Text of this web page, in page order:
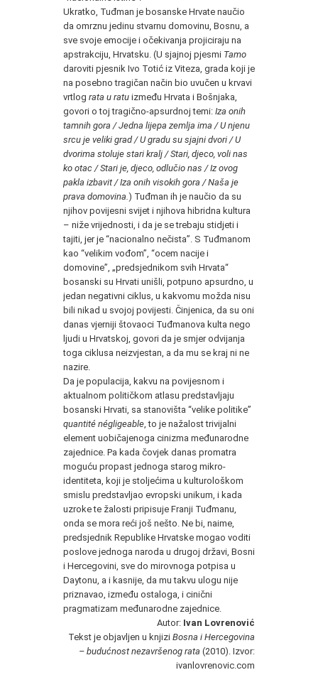
Ukratko, Tuđman je bosanske Hrvate naučio
da omrznu jedinu stvarnu domovinu, Bosnu, a
sve svoje emocije i očekivanja projiciraju na
apstrakciju, Hrvatsku. (U sjajnoj pjesmi Tamo
daroviti pjesnik Ivo Totić iz Viteza, grada koji je
na posebno tragičan način bio uvučen u krvavi
vrtlog rata u ratu između Hrvata i Bošnjaka,
govori o toj tragično-apsurdnoj temi: Iza onih
tamnih gora / Jedna lijepa zemlja ima / U njenu
srcu je veliki grad / U gradu su sjajni dvori / U
dvorima stoluje stari kralj / Stari, djeco, voli nas
ko otac / Stari je, djeco, odlučio nas / Iz ovog
pakla izbavit / Iza onih visokih gora / Naša je
prava domovina. ) Tuđman ih je naučio da su
njihov povijesni svijet i njihova hibridna kultura
– niže vrijednosti, i da je se trebaju stidjeti i
tajiti, jer je “nacionalno nečista”. S Tuđmanom
kao “velikim vođom”, “ocem nacije i
domovine”, „predsjednikom svih Hrvata“
bosanski su Hrvati unišli, potpuno apsurdno, u
jedan negativni ciklus, u kakvomu možda nisu
bili nikad u svojoj povijesti. Činjenica, da su oni
danas vjerniji štovaoci Tuđmanova kulta nego
ljudi u Hrvatskoj, govori da je smjer odvijanja
toga ciklusa neizvjestan, a da mu se kraj ni ne
nazire.
Da je populacija, kakvu na povijesnom i
aktualnom političkom atlasu predstavljaju
bosanski Hrvati, sa stanovišta “velike politike”
quantité négligeable , to je nažalost trivijalni
element uobičajenoga cinizma međunarodne
zajednice. Pa kada čovjek danas promatra
moguću propast jednoga starog mikro-
identiteta, koji je stoljećima u kulturološkom
smislu predstavljao evropski unikum, i kada
uzroke te žalosti pripisuje Franji Tuđmanu,
onda se mora reći još nešto. Ne bi, naime,
predsjednik Republike Hrvatske mogao voditi
poslove jednoga naroda u drugoj državi, Bosni
i Hercegovini, sve do mirovnoga potpisa u
Daytonu, a i kasnije, da mu takvu ulogu nije
priznavao, između ostaloga, i cinični
pragmatizam međunarodne zajednice.
Autor: Ivan Lovrenović
Tekst je objavljen u knjizi Bosna i Hercegovina
– budućnost nezavršenog rata (2010). Izvor:
ivanlovrenovic.com